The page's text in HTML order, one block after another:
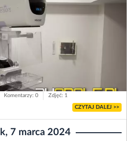
Komentarzy: 0 Zdjęć: 1
CZYTAJ DALEJ >>
7 marca 2024